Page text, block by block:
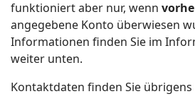
funktioniert aber nur, wenn
angegebene Konto überwiesen
Informationen finden Sie im
weiter unten.
Kontaktdaten finden Sie übrigens